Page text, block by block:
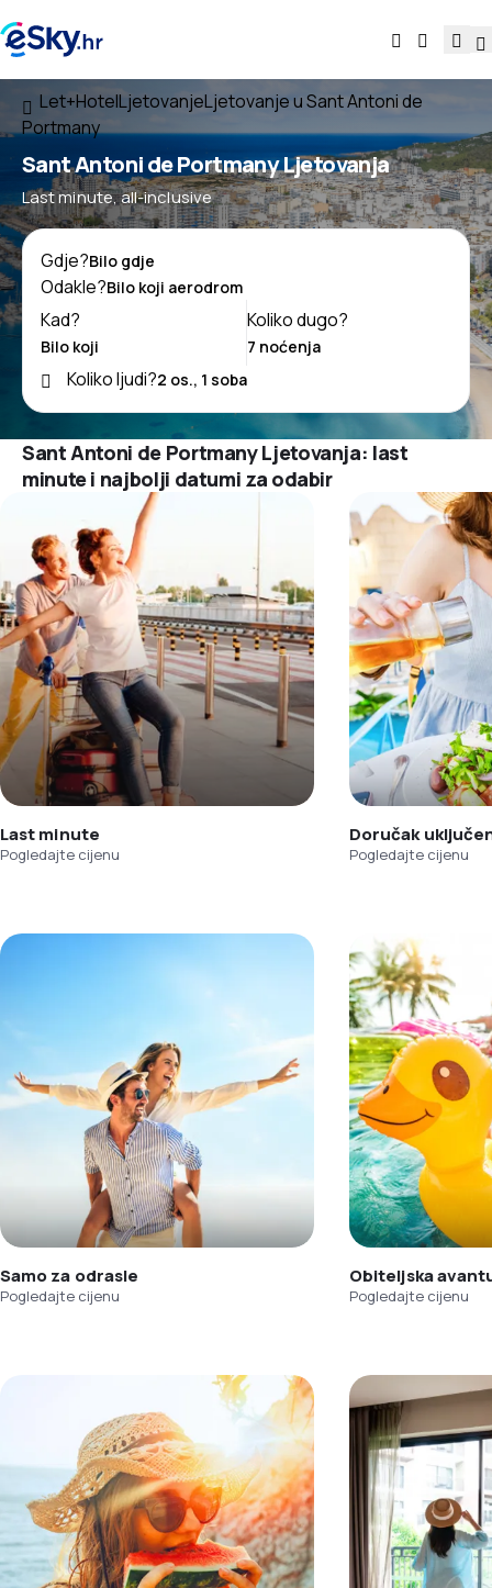
Let+HotelLjetovanjeLjetovanje u Sant Antoni de
Portmany
Sant Antoni de Portmany Ljetovanja
Last minute, all-inclusive
Gdje?
Odakle?
Kad?
Koliko dugo?
Koliko ljudi?
Sant Antoni de Portmany Ljetovanja: last
minute i najbolji datumi za odabir
Last minute
Pogledajte cijenu
Doručak
Pogledajte cijenu
Samo za odrasle
Pogledajte cijenu
Obiteljska
Pogledajte cijenu